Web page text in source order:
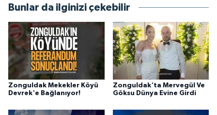
Bunlar da ilginizi çekebilir
Zonguldak Mekekler Köyü
Devrek'e Bağlanıyor!
Zonguldak'ta Mervegül Ve
Göksu Dünya Evine Girdi